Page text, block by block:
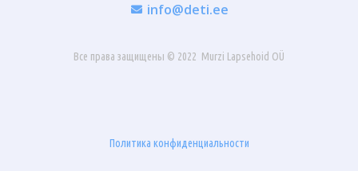
info@deti.ee
Все права защищены © 2022 Murzi Lapsehoid OÜ
Политика конфиденциальности